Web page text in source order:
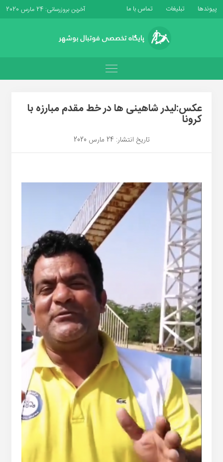
پیوندها تبلیغات تماس با ما آخرین بروزرسانی: 24 مارس 2020
عکس:لیدر شاهینی ها در خط مقدم مبارزه با
کرونا
تاریخ انتشار: 24 مارس 2020